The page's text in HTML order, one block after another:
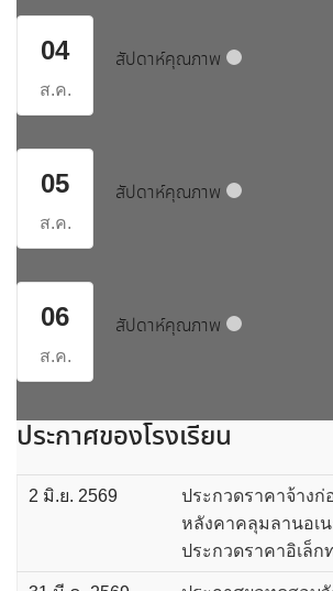
กลุ่มสาระฯศิลปะ
กลุ่มสาระฯสังคมศึกษาศาสนาและวั
กลุ่มสาระฯสุขศึกษาและพละศึกษา
วิสัยทัศน์ พันธกิจ เป้าประสงค์
โครงสร้างหน่วยงาน
04
ส.ค.
สัปดาห์คุณภาพ
05
ส.ค.
สัปดาห์คุณภาพ
06
ส.ค.
สัปดาห์คุณภาพ
ประกาศของโรงเรียน
2 มิ.ย. 2569
ประกวดราคาจ้างก่
หลังคาคลุมลานอเ
ประกวดราคาอิเล็ก